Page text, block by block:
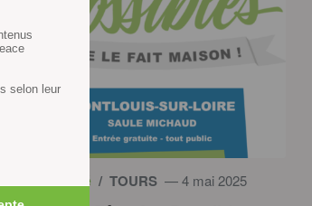
Actualité / TOURS — 4 mai 2025